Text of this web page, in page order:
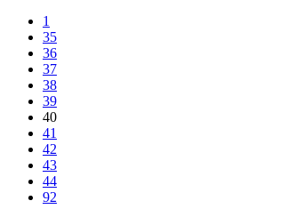
1
35
36
37
38
39
40
41
42
43
44
92